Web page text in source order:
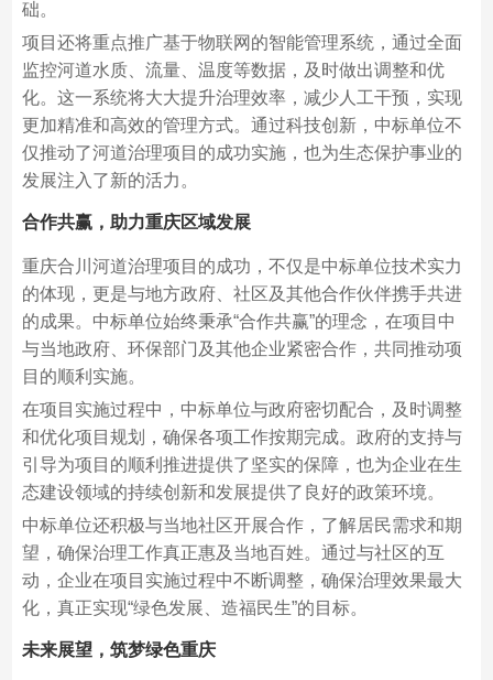
础。
项目还将重点推广基于物联网的智能管理系统，通过全面
监控河道水质、流量、温度等数据，及时做出调整和优
化。这一系统将大大提升治理效率，减少人工干预，实现
更加精准和高效的管理方式。通过科技创新，中标单位不
仅推动了河道治理项目的成功实施，也为生态保护事业的
发展注入了新的活力。
合作共赢，助力重庆区域发展
重庆合川河道治理项目的成功，不仅是中标单位技术实力
的体现，更是与地方政府、社区及其他合作伙伴携手共进
的成果。中标单位始终秉承“合作共赢”的理念，在项目中
与当地政府、环保部门及其他企业紧密合作，共同推动项
目的顺利实施。
在项目实施过程中，中标单位与政府密切配合，及时调整
和优化项目规划，确保各项工作按期完成。政府的支持与
引导为项目的顺利推进提供了坚实的保障，也为企业在生
态建设领域的持续创新和发展提供了良好的政策环境。
中标单位还积极与当地社区开展合作，了解居民需求和期
望，确保治理工作真正惠及当地百姓。通过与社区的互
动，企业在项目实施过程中不断调整，确保治理效果最大
化，真正实现“绿色发展、造福民生”的目标。
未来展望，筑梦绿色重庆